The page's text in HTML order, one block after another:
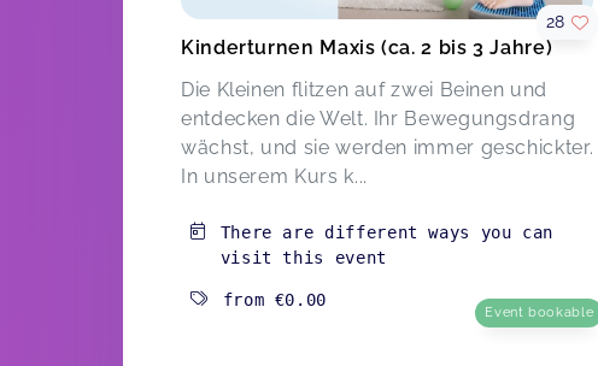
Kinderturnen Maxis (ca. 2 bis 3 Jahre)
Die Kleinen flitzen auf zwei Beinen und
entdecken die Welt. Ihr Bewegungsdrang
wächst, und sie werden immer geschickter.
In unserem Kurs k...
28
There are different ways you can
visit this event
from €0.00
Event bookable